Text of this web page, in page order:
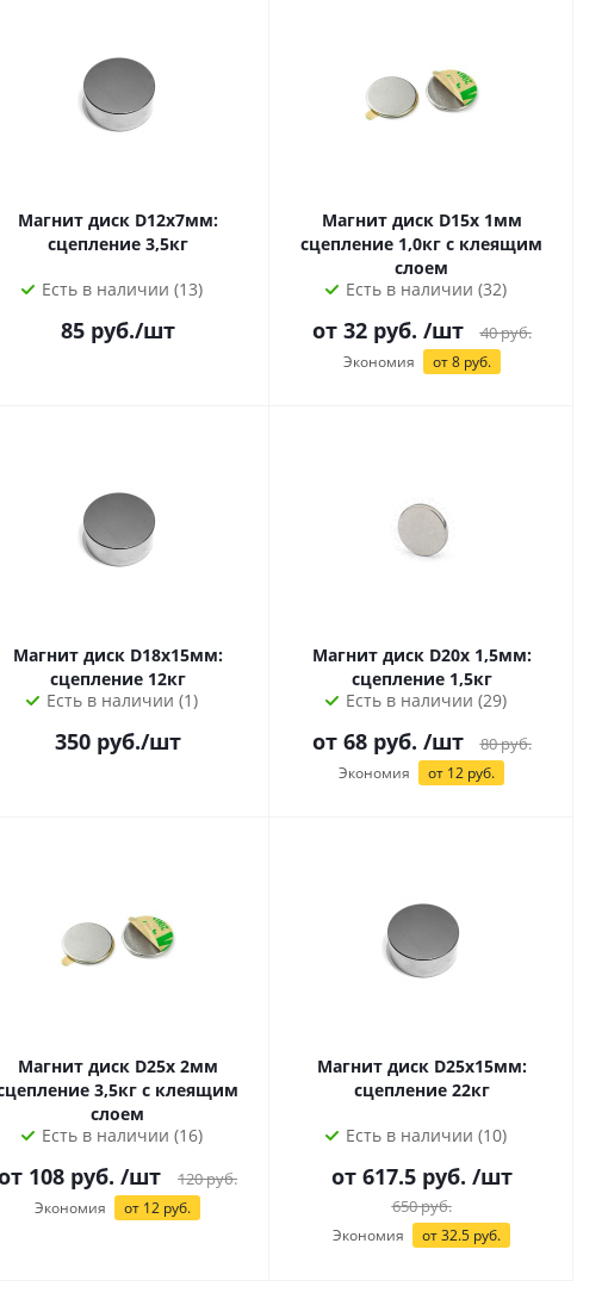
Магнит диск D12х7мм:
сцепление 3,5кг
Есть в наличии (13)
85руб./шт
Магнит диск D15х 1мм
сцепление 1,0кг с клеящим
слоем
Есть в наличии (32)
от 32руб. /шт 40руб.
Экономия от8руб.
Магнит диск D18х15мм:
сцепление 12кг
Есть в наличии (1)
350руб./шт
Магнит диск D20х 1,5мм:
сцепление 1,5кг
Есть в наличии (29)
от 68руб. /шт 80руб.
Экономия от 12 руб.
Магнит диск D25х 2мм
3,5кг с клеящим
слоем
Есть в наличии (16)
108 руб. /шт 120руб.
Экономия от 12 руб.
Магнит диск D25х15мм:
сцепление 22кг
Есть в наличии (10)
от 617.5 руб. /шт
650руб.
Экономия от 32.5 руб.